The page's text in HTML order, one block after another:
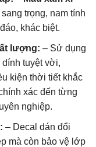
trọng, nam tính
khác biệt.
lượng: – Sử dụng
tuyệt vời,
kiện thời tiết khắc
xác đến từng
nghiệp.
– Decal dán đổi
mà còn bảo vệ lớp